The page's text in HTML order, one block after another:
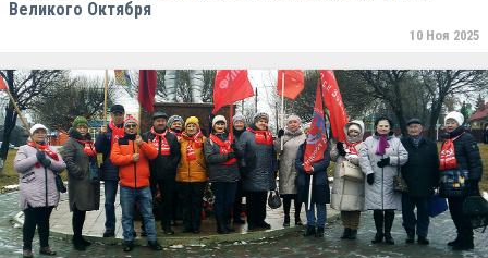
Великого Октября
10 Ноя 2025